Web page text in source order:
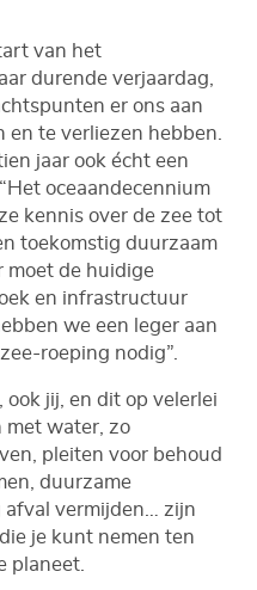
van het
durende verjaardag,
er ons aan
te verliezen hebben.
jaar ook écht een
oceaandecennium
kennis over de zee tot
toekomstig duurzaam
moet de huidige
en infrastructuur
we een leger aan
roeping nodig”.
ook jij, en dit op velerlei
met water, zo
pleiten voor behoud
duurzame
afval vermijden… zijn
je kunt nemen ten
planeet.